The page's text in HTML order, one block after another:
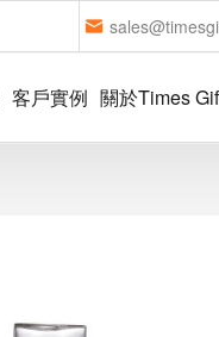
客戶實例 關於Times